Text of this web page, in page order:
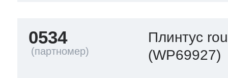
0534
Плинтус
(WP69927)